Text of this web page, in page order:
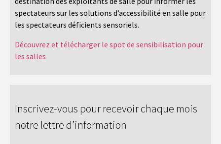
spectateurs sur les solutions d’accessibilité en salle pour
les spectateurs déficients sensoriels.
Découvrez et télécharger le spot de sensibilisation pour
les salles
Inscrivez-vous pour recevoir chaque mois
notre lettre d’information